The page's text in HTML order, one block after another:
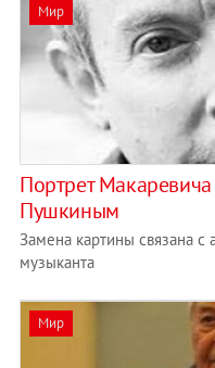
Мир
Портрет
Пушкиным
Замена картины связана с
музыканта
Мир